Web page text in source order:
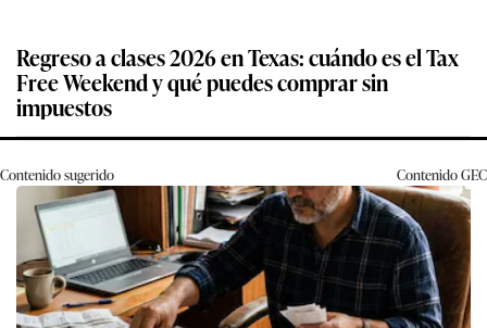
Regreso a clases 2026 en Texas: cuándo es el Tax
Free Weekend y qué puedes comprar sin
impuestos
Contenido sugerido ContenidoGEC